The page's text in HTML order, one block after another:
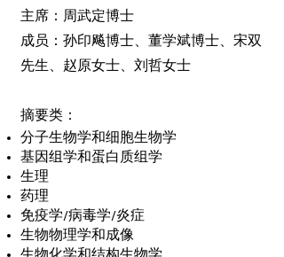
主席：周武定博士
成员：孙印飚博士、董学斌博士、宋双
先生、赵原女士、刘哲女士
摘要类：
分子生物学和细胞生物学
基因组学和蛋白质组学
生理
药理
免疫学/病毒学/炎症
生物物理学和成像